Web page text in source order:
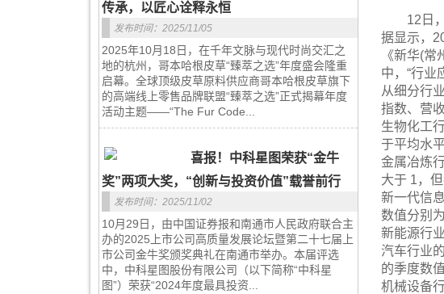
传承，以匠心诠释永恒
发布时间：2025/11/05
2025年10月18日，在千年文脉与现代时尚交汇之
地的杭州，哥本哈根皮草“臻萃之选”年度盛会隆重
启幕。全球顶级皮草原料供应商哥本哈根皮草旗下
的高端线上零售品牌联盟“臻萃之选”正式揭幕年度
活动主题——“The Fur Code...
喜报！中科星图荣获“金牛
奖”两项大奖，“创新与投资价值”载誉前行
发布时间：2025/11/02
10月29日，由中国证券报和南通市人民政府联合主
办的2025上市公司高质量发展论坛暨第二十七届上
市公司金牛奖颁奖典礼在南通市举办。本届评选
中，中科星图股份有限公司（以下简称“中科星
图”）荣获“2024年度最具投资...
12日
据显示，
《新华(
中，“行业
从细分行
指数、营
生物化工
于平均水平
金属冶炼
大于 1，
新一代信
数值分别
新能源行
汽车行业
的季度数
机械设备